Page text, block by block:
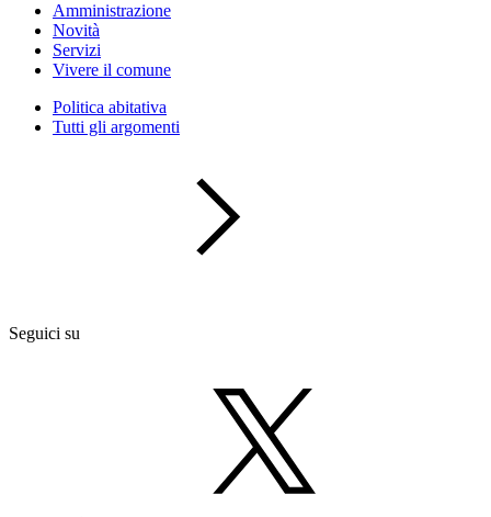
Amministrazione
Novità
Servizi
Vivere il comune
Politica abitativa
Tutti gli argomenti
Seguici su